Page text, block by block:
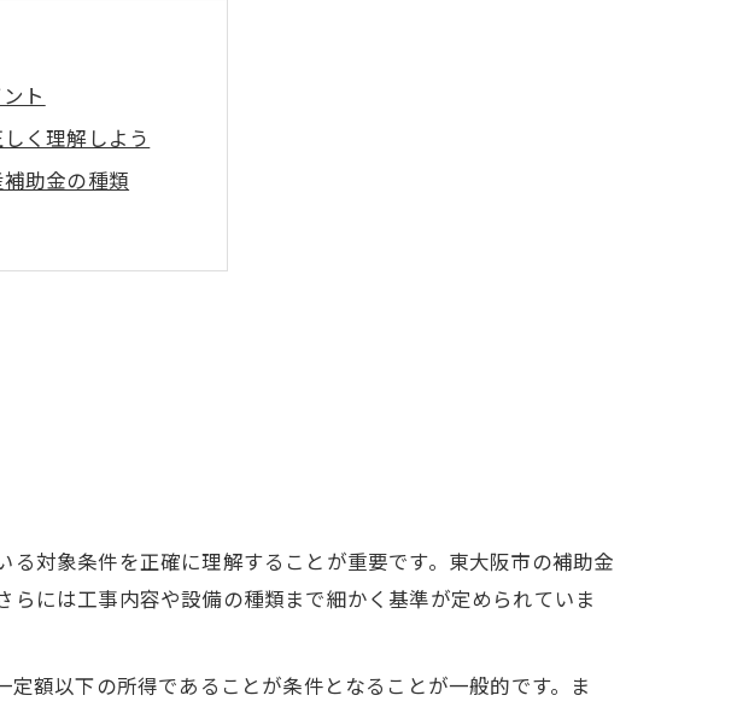
ト
く理解しよう
助金の種類
補助金の活用法
方と比較方法
える補助制度
済的メリット
較
較して検証
対象条件を正確に理解することが重要です。東大阪市の補助金
には工事内容や設備の種類まで細かく基準が定められていま
額以下の所得であることが条件となることが一般的です。ま